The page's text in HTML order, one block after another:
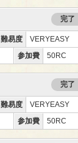
完了
難易度
VERYEASY
参加費 50RC
完了
難易度
VERYEASY
参加費 50RC